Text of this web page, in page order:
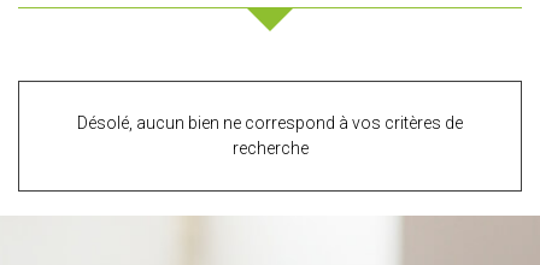
Désolé, aucun bien ne correspond à vos critères de
recherche